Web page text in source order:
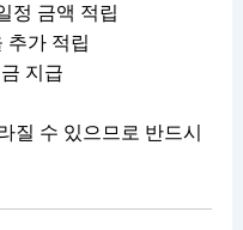
정 금액 적립
가 적립
지급
질 수 있으므로 반드시